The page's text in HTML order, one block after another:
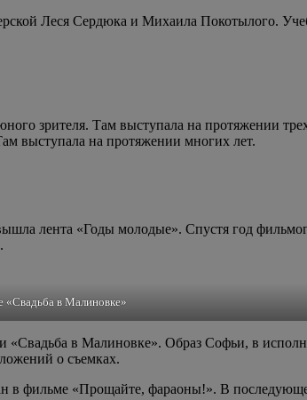
Леся Сердюка и Михаила Покотылого.
зрителя. Там выступала на протяжении
выступала на протяжении многих лет.
лента «Годы молодые». Спустя год
в Малиновке»
в Малиновке». Образ Софьи, в
о съемках.
в фильме «Прощайте, фараоны!». В